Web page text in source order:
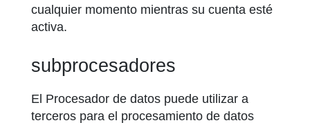
cualquier momento mientras su cuenta esté
activa.
subprocesadores
El Procesador de datos puede utilizar a
terceros para el procesamiento de datos